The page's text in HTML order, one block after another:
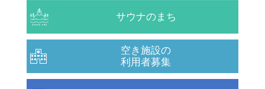
サウナのまち
空き施設の
利用者募集